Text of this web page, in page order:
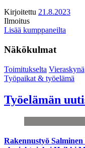
Kirjoitettu 21.8.2023
Ilmoitus
Lisää kumppaneilta
Näkökulmat
Toimitukselta Vieraskynä
Työpaikat & työelämä
Työelämän
Rakennustyö